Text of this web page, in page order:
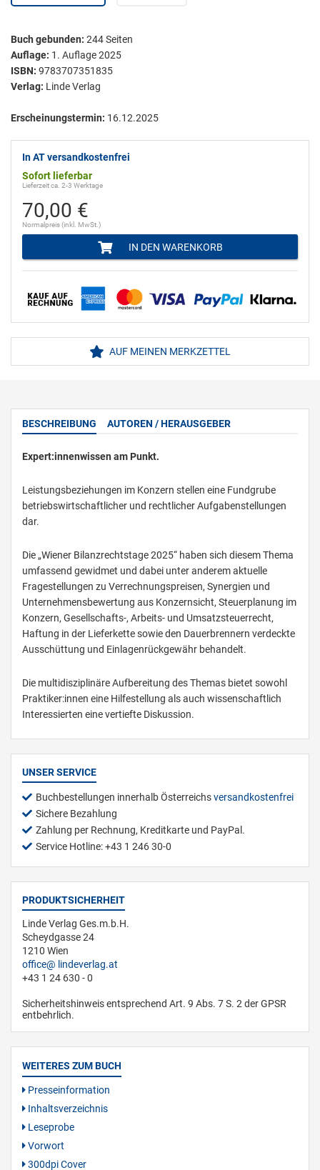
Buch gebunden: 244Seiten
Auflage: 1. Auflage 2025
ISBN: 9783707351835
Verlag: Linde Verlag
Erscheinungstermin: 16.12.2025
In AT versandkostenfrei
Sofort lieferbar
Lieferzeit ca. 2-3 Werktage
70,00 €
Normalpreis (inkl. MwSt.)
IN DEN WARENKORB
AUF MEINEN MERKZETTEL
BESCHREIBUNG AUTOREN / HERAUSGEBER
Expert:innenwissen am Punkt.
Leistungsbeziehungen im Konzern stellen eine Fundgrube
betriebswirtschaftlicher und rechtlicher Aufgabenstellungen
dar.
Die „Wiener Bilanzrechtstage 2025“ haben sich diesem Thema
umfassend gewidmet und dabei unter anderem aktuelle
Fragestellungen zu Verrechnungspreisen, Synergien und
Unternehmensbewertung aus Konzernsicht, Steuerplanung im
Konzern, Gesellschafts-, Arbeits- und Umsatzsteuerrecht,
Haftung in der Lieferkette sowie den Dauerbrennern verdeckte
Ausschüttung und Einlagenrückgewähr behandelt.
Die multidisziplinäre Aufbereitung des Themas bietet sowohl
Praktiker:innen eine Hilfestellung als auch wissenschaftlich
Interessierten eine vertiefte Diskussion.
UNSER SERVICE
Buchbestellungen innerhalb Österreichsversandkostenfrei
Sichere Bezahlung
Zahlung per Rechnung, Kreditkarte und PayPal.
Service Hotline: +43 1 246 30-0
PRODUKTSICHERHEIT
Linde Verlag Ges.m.b.H.
Scheydgasse 24
1210 Wien
office
lindeverlag.at
+43 1 24 630 - 0
Sicherheitshinweis entsprechend Art. 9 Abs. 7 S. 2 der GPSR
entbehrlich.
WEITERES ZUM BUCH
Presseinformation
Inhaltsverzeichnis
Leseprobe
Vorwort
300dpi Cover